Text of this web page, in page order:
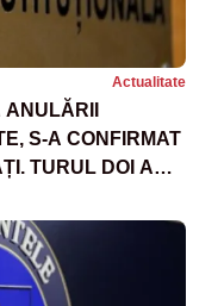
Actualitate
S-A CONFIRMAT
TURUL DOI ARE